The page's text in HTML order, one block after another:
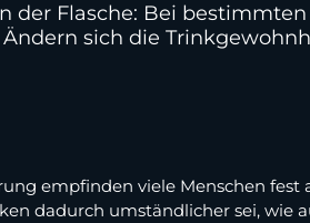
der Flasche: Bei
sich die
empfinden viele Menschen
dadurch umständlicher sei,